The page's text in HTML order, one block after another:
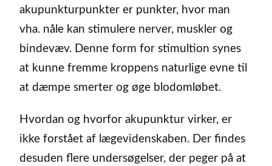
akupunkturpunkter er punkter, hvor man
vha. nåle kan stimulere nerver, muskler og
bindevæv. Denne form for stimultion synes
at kunne fremme kroppens naturlige evne til
at dæmpe smerter og øge blodomløbet.
Hvordan og hvorfor akupunktur virker, er
ikke forstået af lægevidenskaben. Der findes
desuden flere undersøgelser, der peger på at